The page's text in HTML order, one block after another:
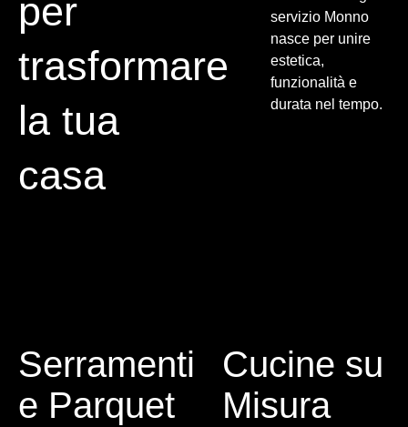
per
trasformare
la tua
casa
servizio Monno
nasce per unire
estetica,
funzionalità e
durata nel tempo.
Serramenti
e Parquet
Cucine su
Misura